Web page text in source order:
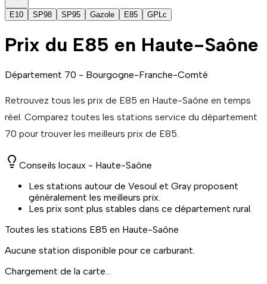
E10 SP98 SP95 Gazole E85 GPLc
Prix du E85 en Haute-Saône
Département 70 - Bourgogne-Franche-Comté
Retrouvez tous les prix de E85 en Haute-Saône en temps
réel. Comparez toutes les stations service du département
70 pour trouver les meilleurs prix de E85.
Conseils locaux - Haute-Saône
Les stations autour de Vesoul et Gray proposent
généralement les meilleurs prix.
Les prix sont plus stables dans ce département rural.
Toutes les stations E85 en Haute-Saône
Aucune station disponible pour ce carburant.
Chargement de la carte...